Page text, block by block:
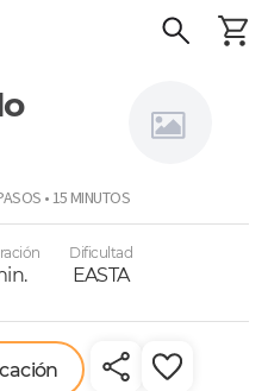
• 15 MINUTOS
Dificultad
EASTA